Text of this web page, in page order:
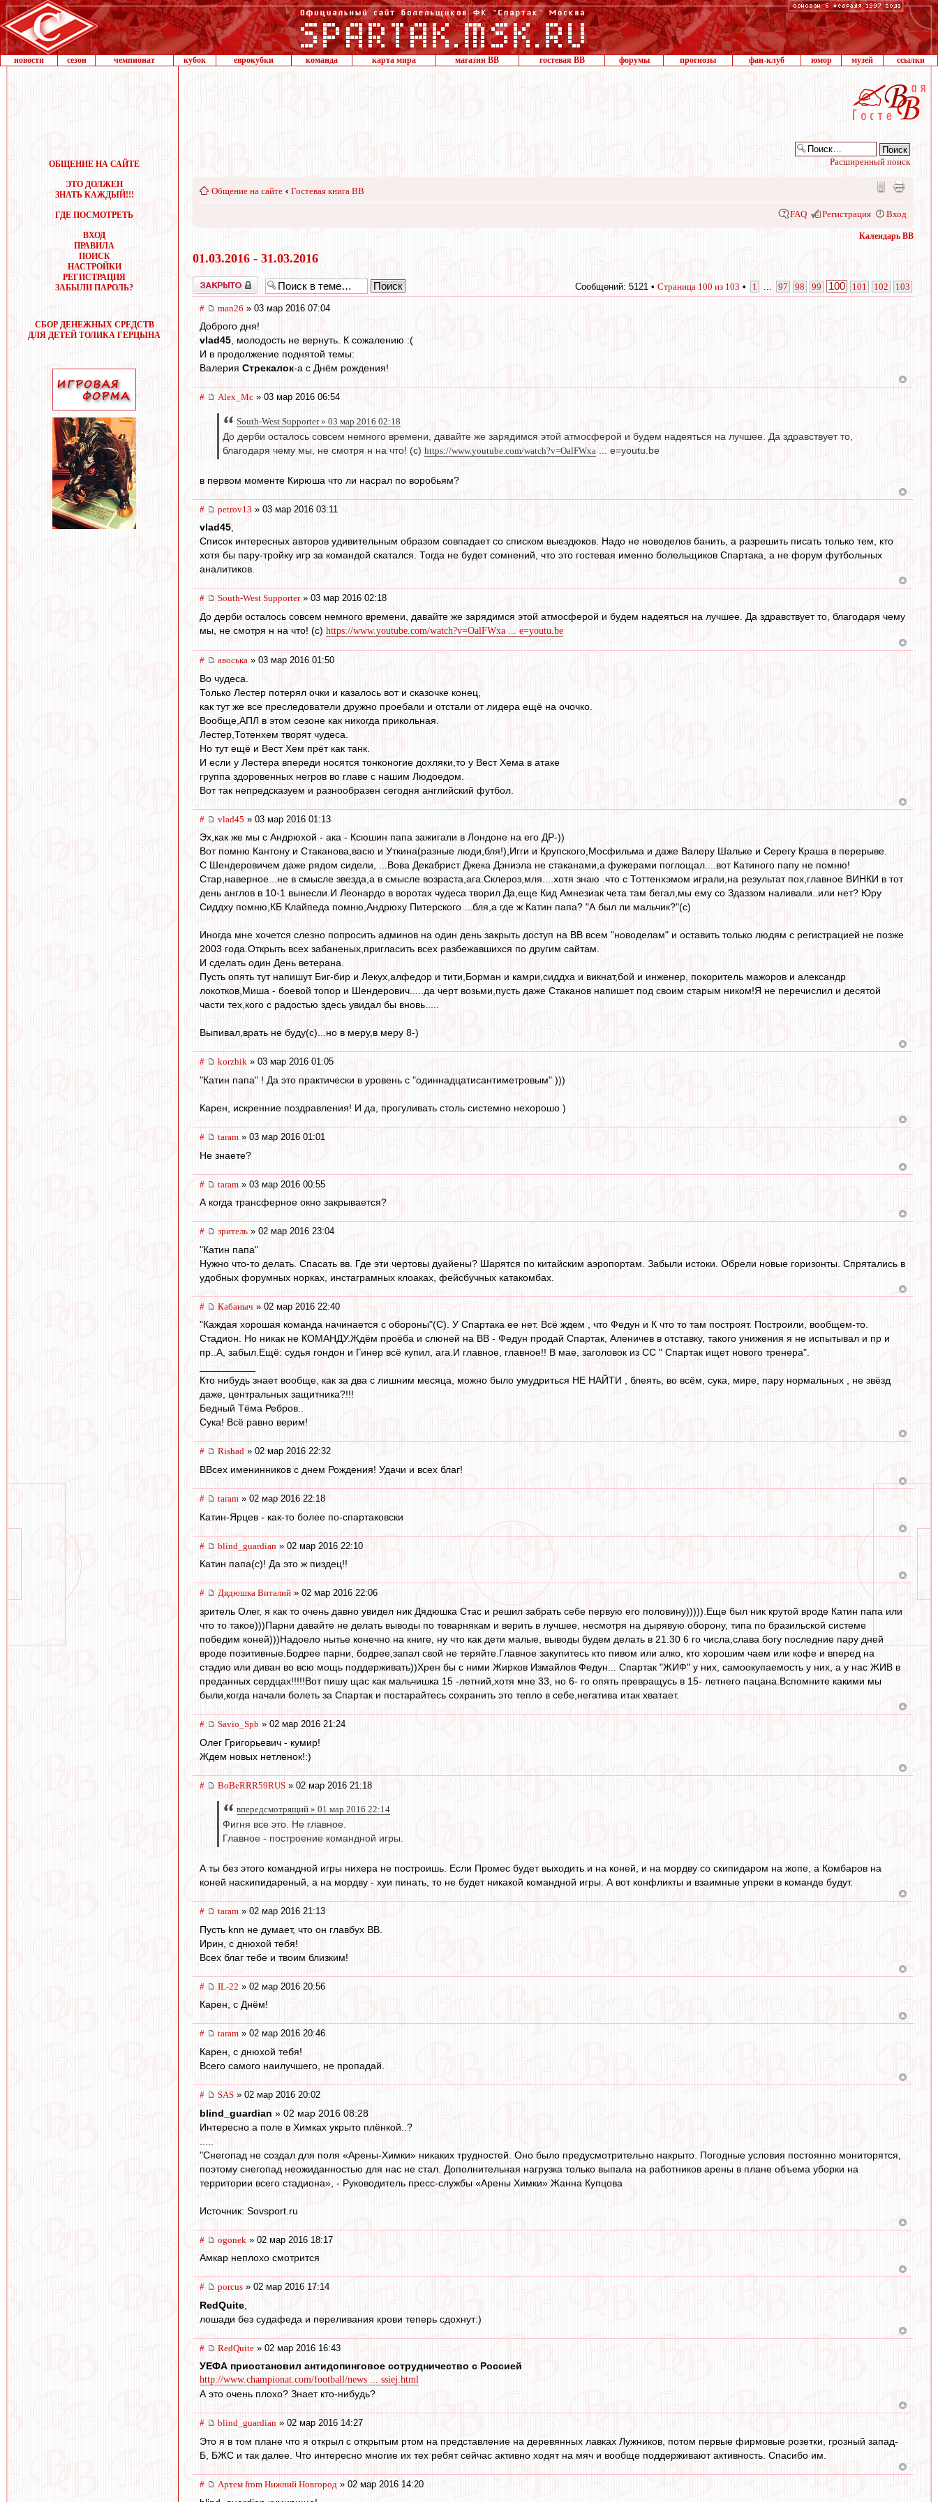
новости сезон чемпионат кубок еврокубки команда карта мира магазин ВВ гостевая ВВ форумы прогнозы фан-клуб юмор музей ссылки
ОБЩЕНИЕ НА САЙТЕ
ЭТО ДОЛЖЕН
ЗНАТЬ КАЖДЫЙ!!!
ГДЕ ПОСМОТРЕТЬ
ВХОД
ПРАВИЛА
ПОИСК
НАСТРОЙКИ
РЕГИСТРАЦИЯ
ЗАБЫЛИ ПАРОЛЬ?
СБОР ДЕНЕЖНЫХ СРЕДСТВ
ДЛЯ ДЕТЕЙ ТОЛИКА ГЕРЦЫНА
Расширенный поиск
Общение на сайте ‹ Гостевая книга ВВ
FAQ Регистрация Вход
Календарь ВВ
01.03.2016 - 31.03.2016
Закрыто Сообщений: 5121 • Страница 100 из 103 • 1 97 98 99 100 101 102 103
# man26 » 03 мар 2016 07:04
Доброго дня!
vlad45, молодость не вернуть. К сожалению :(
И в продолжение поднятой темы:
Валерия Стрекалок-а с Днём рождения!
# Alex_Mc » 03 мар 2016 06:54
South-West Supporter » 03 мар 2016 02:18
До дерби осталось совсем немного времени, давайте же зарядимся этой атмосферой и будем надеяться на лучшее. Да здравствует то,
благодаря чему мы, не смотря н на что! (с) https://www.youtube.com/watch?v=OalFWxa ... e=youtu.be
в первом моменте Кирюша что ли насрал по воробьям?
# petrov13 » 03 мар 2016 03:11
vlad45,
Список интересных авторов удивительным образом совпадает со списком выездюков. Надо не новоделов банить, а разрешить писать только тем, кто
хотя бы пару-тройку игр за командой скатался. Тогда не будет сомнений, что это гостевая именно болельщиков Спартака, а не форум футбольных
аналитиков.
# South-West Supporter» 03 мар 2016 02:18
До дерби осталось совсем немного времени, давайте же зарядимся этой атмосферой и будем надеяться на лучшее. Да здравствует то, благодаря чему
мы, не смотря н на что! (с) https://www.youtube.com/watch?v=OalFWxa ... e=youtu.be
# авоська » 03 мар 2016 01:50
Во чудеса.
Только Лестер потерял очки и казалось вот и сказочке конец,
как тут же все преследователи дружно проебали и отстали от лидера ещё на очочко.
Вообще,АПЛ в этом сезоне как никогда прикольная.
Лестер,Тотенхем творят чудеса.
Но тут ещё и Вест Хем прёт как танк.
И если у Лестера впереди носятся тонконогие дохляки,то у Вест Хема в атаке
группа здоровенных негров во главе с нашим Людоедом.
Вот так непредсказуем и разнообразен сегодня английский футбол.
# vlad45 » 03 мар 2016 01:13
Эх,как же мы с Андрюхой - ака - Ксюшин папа зажигали в Лондоне на его ДР-))
Вот помню Кантону и Стаканова,васю и Уткина(разные люди,бля!),Игги и Крупского,Мосфильма и даже Валеру Шальке и Серегу Краша в перерыве.
С Шендеровичем даже рядом сидели, ...Вова Декабрист Джека Дэниэла не стаканами,а фужерами поглощал....вот Катиного папу не помню!
Стар,наверное...не в смысле звезда,а в смысле возраста,ага.Склероз,мля....хотя знаю .что с Тоттенхэмом играли,на результат пох,главное ВИНКИ в тот
день англов в 10-1 вынесли.И Леонардо в воротах чудеса творил.Да,еще Кид Амнезиак чета там бегал,мы ему со Здаззом наливали..или нет? Юру
Сиддху помню,КБ Клайпеда помню,Андрюху Питерского ...бля,а где ж Катин папа? "А был ли мальчик?"(с)
Иногда мне хочется слезно попросить админов на один день закрыть доступ на ВВ всем "новоделам" и оставить только людям с регистрацией не позже
2003 года.Открыть всех забаненых,пригласить всех разбежавшихся по другим сайтам.
И сделать один День ветерана.
Пусть опять тут напишут Биг-бир и Лекух,алфедор и тити,Борман и камри,сиддха и викнат,бой и инженер, покоритель мажоров и александр
локотков,Миша - боевой топор и Шендерович.....да черт возьми,пусть даже Стаканов напишет под своим старым ником!Я не перечислил и десятой
части тех,кого с радостью здесь увидал бы вновь.....
Выпивал,врать не буду(с)...но в меру,в меру 8-)
# korzhik » 03 мар 2016 01:05
"Катин папа" ! Да это практически в уровень с "одиннадцатисантиметровым" )))
Карен, искренние поздравления! И да, прогуливать столь системно нехорошо )
# taram » 03 мар 2016 01:01
Не знаете?
# taram » 03 мар 2016 00:55
А когда трансферное окно закрывается?
# зpитель » 02 мар 2016 23:04
"Катин папа"
Нужно что-то делать. Спасать вв. Где эти чертовы дуайены? Шарятся по китайским аэропортам. Забыли истоки. Обрели новые горизонты. Спрятались в
удобных форумных норках, инстаграмных клоаках, фейсбучных катакомбах.
# Кабаныч » 02 мар 2016 22:40
"Каждая хорошая команда начинается с обороны"(С). У Спартака ее нет. Всё ждем , что Федун и К что то там построят. Построили, вообщем-то.
Стадион. Но никак не КОМАНДУ.Ждём проёба и слюней на ВВ - Федун продай Спартак, Аленичев в отставку, такого унижения я не испытывал и пр и
пр..А, забыл.Ещё: судья гондон и Гинер всё купил, ага.И главное, главное!! В мае, заголовок из СС " Спартак ищет нового тренера".
Кто нибудь знает вообще, как за два с лишним месяца, можно было умудриться НЕ НАЙТИ , блеять, во всём, сука, мире, пару нормальных , не звёзд
даже, центральных защитника?!!!
Бедный Тёма Ребров..
Сука! Всё равно верим!
# Rishad » 02 мар 2016 22:32
ВВсех именинников с днем Рождения! Удачи и всех благ!
# taram » 02 мар 2016 22:18
Катин-Ярцев - как-то более по-спартаковски
# blind_guardian » 02 мар 2016 22:10
Катин папа(с)! Да это ж пиздец!!
# Дядюшка Виталий » 02 мар 2016 22:06
зpитель Олег, я как то очень давно увидел ник Дядюшка Стас и решил забрать себе первую его половину))))).Еще был ник крутой вроде Катин папа или
что то такое)))Парни давайте не делать выводы по товарнякам и верить в лучшее, несмотря на дырявую оборону, типа по бразильской системе
победим коней)))Надоело нытье конечно на книге, ну что как дети малые, выводы будем делать в 21.30 6 го числа,слава богу последние пару дней
вроде позитивные.Бодрее парни, бодрее,запал свой не теряйте.Главное закупитесь кто пивом или алко, кто хорошим чаем или кофе и вперед на
стадио или диван во всю мощь поддерживать))Хрен бы с ними Жирков Измайлов Федун... Спартак "ЖИФ" у них, самоокупаемость у них, а у нас ЖИВ в
преданных сердцах!!!!!Вот пишу щас как мальчишка 15 -летний,хотя мне 33, но 6- го опять превращусь в 15- летнего пацана.Вспомните какими мы
были,когда начали болеть за Спартак и постарайтесь сохранить это тепло в себе,негатива итак хватает.
# Savio_Spb » 02 мар 2016 21:24
Олег Григорьевич - кумир!
Ждем новых нетленок!:)
# BoBeRRR59RUS » 02 мар 2016 21:18
впередсмотрящий » 01 мар 2016 22:14
Фигня все это. Не главное.
Главное - построение командной игры.
А ты без этого командной игры нихера не построишь. Если Промес будет выходить и на коней, и на мордву со скипидаром на жопе, а Комбаров на
коней наскипидареный, а на мордву - хуи пинать, то не будет никакой командной игры. А вот конфликты и взаимные упреки в команде будут.
# taram » 02 мар 2016 21:13
Пусть knn не думает, что он главбух ВВ.
Ирин, с днюхой тебя!
Всех благ тебе и твоим близким!
# IL-22 » 02 мар 2016 20:56
Карен, с Днём!
# taram » 02 мар 2016 20:46
Карен, с днюхой тебя!
Всего самого наилучшего, не пропадай.
# SAS » 02 мар 2016 20:02
blind_guardian » 02 мар 2016 08:28
Интересно а поле в Химках укрыто плёнкой..?
"Снегопад не создал для поля «Арены-Химки» никаких трудностей. Оно было предусмотрительно накрыто. Погодные условия постоянно мониторятся,
поэтому снегопад неожиданностью для нас не стал. Дополнительная нагрузка только выпала на работников арены в плане объема уборки на
территории всего стадиона», - Руководитель пресс-службы «Арены Химки» Жанна Купцова
Источник: Sovsport.ru
# ogonek » 02 мар 2016 18:17
Амкар неплохо смотрится
# porcus » 02 мар 2016 17:14
RedQuite
лошади без судафеда и переливания крови теперь сдохнут:)
# RedQuite » 02 мар 2016 16:43
УЕФА приостановил антидопинговое сотрудничество с Россией
http://www.championat.com/football/news ... ssiej.html
А это очень плохо? Знает кто-нибудь?
# blind_guardian » 02 мар 2016 14:27
Это я в том плане что я открыл с открытым ртом на представление на деревянных лавках Лужников, потом первые фирмовые розетки, грозный запад-
Б, БЖС и так далее. Что интересно многие их тех ребят сейчас активно ходят на мяч и вообще поддерживают активность. Спасибо им.
# Артем from Нижний Новгород » 02 мар 2016 14:20